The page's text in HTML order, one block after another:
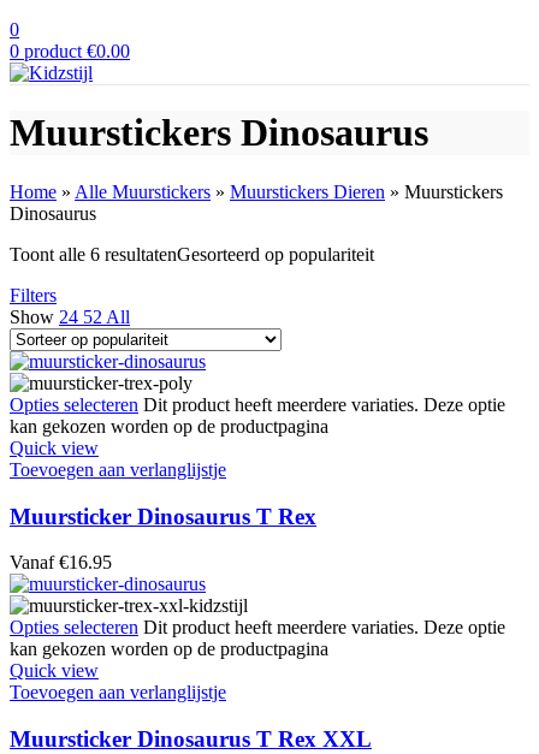
0
0 product €0.00
Muurstickers Dinosaurus
Home » Alle Muurstickers » Muurstickers Dieren » Muurstickers
Dinosaurus
Toont alle 6 resultatenGesorteerd op populariteit
Filters
Show 24 52 All
Opties selecteren Dit product heeft meerdere variaties. Deze optie
kan gekozen worden op de productpagina
Quick view
Toevoegen aan verlanglijstje
Muursticker Dinosaurus T Rex
Vanaf €16.95
Opties selecteren Dit product heeft meerdere variaties. Deze optie
kan gekozen worden op de productpagina
Quick view
Toevoegen aan verlanglijstje
Muursticker Dinosaurus T Rex XXL